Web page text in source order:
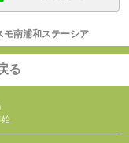
モ南浦和ステーシア
る
始